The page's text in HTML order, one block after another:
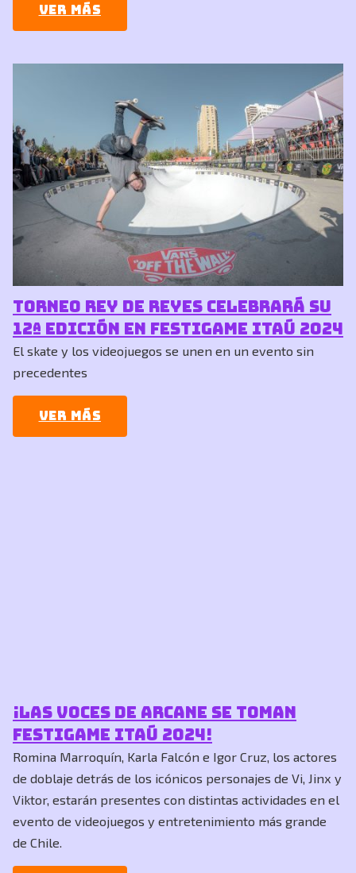
Ver más
Torneo Rey de Reyes celebrará su
12ª edición en FestiGame Itaú 2024
El skate y los videojuegos se unen en un evento sin
precedentes
Ver más
¡Las voces de Arcane se toman
FestiGame Itaú 2024!
Romina Marroquín, Karla Falcón e Igor Cruz, los actores
de doblaje detrás de los icónicos personajes de Vi, Jinx y
Viktor, estarán presentes con distintas actividades en el
evento de videojuegos y entretenimiento más grande
de Chile.